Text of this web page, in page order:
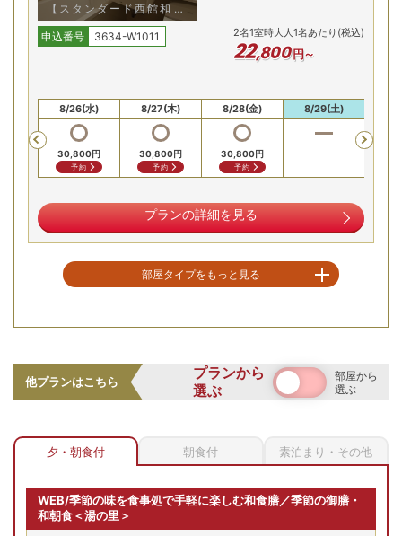
日本にある泉質は全10種。その半数の5種類を、なんと当宿
だけで満喫できます！湯比べでお気に入りの泉質探しをする
のもおすすめ。1,500坪に35の湯船が広がる、まさに登別の
「温泉天国」です
北海道の旬を味わう種類豊富なビュッフェ
の前で仕上げるライブキッチンでは「熱々ステーキ」や「天
ぷら」をご用意。北海道らしい海鮮の数々や、道産食材を使
別といえばここ老舗の一大温泉リゾート
【スタンダード西館和室/
例】ユニットバスタイプ
申込番号 3634-W1011 2名1室時大人1名あたり(税込)
22,800円～
Previous
8/26(水)
30,800円
予約
8/27(木)
30,800円
予約
8/28(金)
30,800円
予約
8/29(土)
プランの詳細を見る
部屋タイプをもっと見る
【スーペリア南館ツイン/
例】和みを感じさせる空間
お部屋の詳細を見る
22,800円～
他プランはこちら
プランから
選ぶ
部屋から
選ぶ
夕・朝食付 朝食付 素泊まり・その他
WEB/季節の味を食事処で手軽に楽しむ和食膳／季節の御膳・
和朝食＜湯の里＞